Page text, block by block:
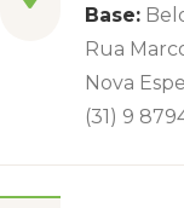
Base:
Rua
Nova
(31) 9